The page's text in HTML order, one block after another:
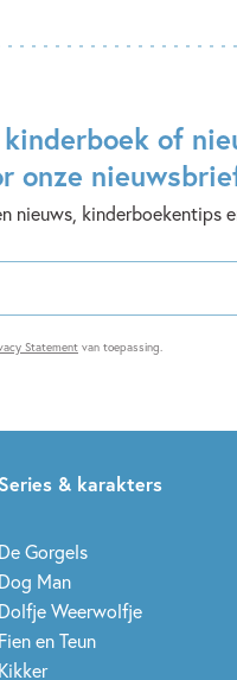
of
onze
nieuws, kinderboekentips
Statement van toepassing.
Series & karakters
De Gorgels
Dog Man
Dolfje Weerwolfje
Fien en Teun
Kikker